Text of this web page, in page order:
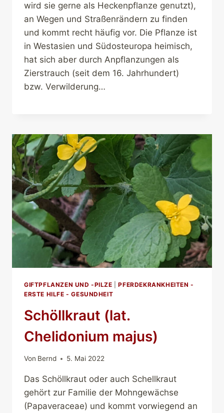
wird sie gerne als Heckenpflanze genutzt),
an Wegen und Straßenrändern zu finden
und kommt recht häufig vor. Die Pflanze ist
in Westasien und Südosteuropa heimisch,
hat sich aber durch Anpflanzungen als
Zierstrauch (seit dem 16. Jahrhundert)
bzw. Verwilderung…
GIFTPFLANZEN UND -PILZE |PFERDEKRANKHEITEN -
ERSTE HILFE - GESUNDHEIT
Schöllkraut (lat.
Chelidonium majus)
Von Bernd 5. Mai 2022
Das Schöllkraut oder auch Schellkraut
gehört zur Familie der Mohngewächse
(Papaveraceae) und kommt vorwiegend an